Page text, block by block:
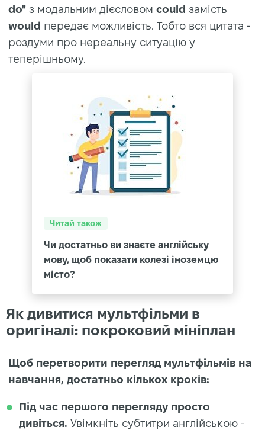
do" з модальним дієсловом could замість
would передає можливість. Тобто вся цитата -
роздуми про нереальну ситуацію у
теперішньому.
Читай також
Чи достатньо ви знаєте англійську
мову, щоб показати колезі іноземцю
місто?
Як дивитися мультфільми в
оригіналі: покроковий мініплан
Щоб перетворити перегляд мультфільмів на
навчання, достатньо кількох кроків:
Під час першого перегляду просто
дивіться. Увімкніть субтитри англійською -